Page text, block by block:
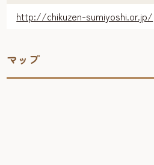
http://chikuzen-sumiyoshi.or.jp/
マップ